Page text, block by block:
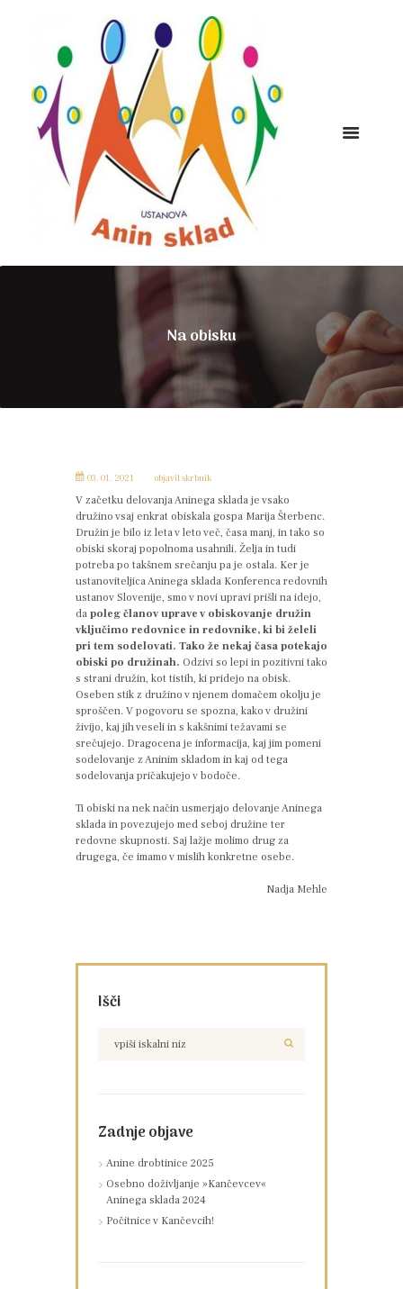
Na obisku
03. 01. 2021 objavil skrbnik
V začetku delovanja Aninega sklada je vsako
družino vsaj enkrat obiskala gospa Marija Šterbenc.
Družin je bilo iz leta v leto več, časa manj, in tako so
obiski skoraj popolnoma usahnili. Želja in tudi
potreba po takšnem srečanju pa je ostala. Ker je
ustanoviteljica Aninega sklada Konferenca redovnih
ustanov Slovenije, smo v novi upravi prišli na idejo,
da poleg članov uprave v obiskovanje družin
vključimo redovnice in redovnike, ki bi želeli
pri tem sodelovati. Tako že nekaj časa potekajo
obiski po družinah. Odzivi so lepi in pozitivni tako
s strani družin, kot tistih, ki pridejo na obisk.
Oseben stik z družino v njenem domačem okolju je
sproščen. V pogovoru se spozna, kako v družini
živijo, kaj jih veseli in s kakšnimi težavami se
srečujejo. Dragocena je informacija, kaj jim pomeni
sodelovanje z Aninim skladom in kaj od tega
sodelovanja pričakujejo v bodoče.
Ti obiski na nek način usmerjajo delovanje Aninega
sklada in povezujejo med seboj družine ter
redovne skupnosti. Saj lažje molimo drug za
drugega, če imamo v mislih konkretne osebe.
Nadja Mehle
Išči
Zadnje objave
Anine drobtinice 2025
Osebno doživljanje »Kančevcev«
Aninega sklada 2024
Počitnice v Kančevcih!